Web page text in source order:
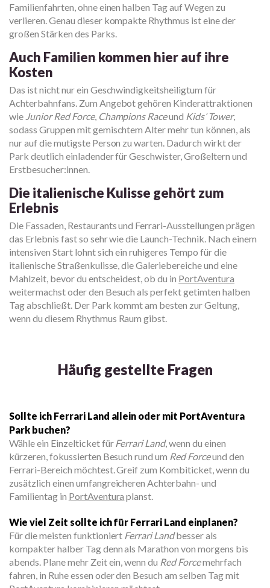
Familienfahrten, ohne einen halben Tag auf Wegen zu
verlieren. Genau dieser kompakte Rhythmus ist eine der
großen Stärken des Parks.
Auch Familien kommen hier auf ihre
Kosten
Das ist nicht nur ein Geschwindigkeitsheiligtum für
Achterbahnfans. Zum Angebot gehören Kinderattraktionen
wie Junior Red Force, Champions Raceund Kids’ Tower,
sodass Gruppen mit gemischtem Alter mehr tun können, als
nur auf die mutigste Person zu warten. Dadurch wirkt der
Park deutlich einladender für Geschwister, Großeltern und
Erstbesucher:innen.
Die italienische Kulisse gehört zum
Erlebnis
Die Fassaden, Restaurants und Ferrari-Ausstellungen prägen
das Erlebnis fast so sehr wie die Launch-Technik. Nach einem
intensiven Start lohnt sich ein ruhigeres Tempo für die
italienische Straßenkulisse, die Galeriebereiche und eine
Mahlzeit, bevor du entscheidest, ob du in PortAventura
weitermachst oder den Besuch als perfekt getimten halben
Tag abschließt. Der Park kommt am besten zur Geltung,
wenn du diesem Rhythmus Raum gibst.
Häufig gestellte Fragen
Sollte ich Ferrari Land allein oder mit PortAventura
Park buchen?
Wähle ein Einzelticket fürFerrari Land, wenn du einen
kürzeren, fokussierten Besuch rund um Red Forceund den
Ferrari-Bereich möchtest. Greif zum Kombiticket, wenn du
zusätzlich einen umfangreicheren Achterbahn- und
Familientag in PortAventura planst.
Wie viel Zeit sollte ich für Ferrari Land einplanen?
Für die meisten funktioniert Ferrari Landbesser als
kompakter halber Tag denn als Marathon von morgens bis
abends. Plane mehr Zeit ein, wenn du Red Forcemehrfach
fahren, in Ruhe essen oder den Besuch am selben Tag mit